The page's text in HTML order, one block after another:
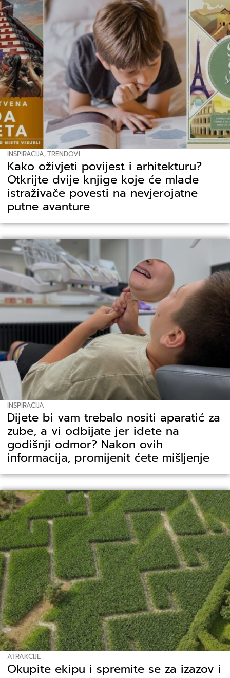
INSPIRACIJA,TRENDOVI
Kako oživjeti povijest i arhitekturu?
Otkrijte dvije knjige koje će mlade
istraživače povesti na nevjerojatne
putne avanture
INSPIRACIJA
Dijete bi vam trebalo nositi aparatić za
zube, a vi odbijate jer idete na
godišnji odmor? Nakon ovih
informacija, promijenit ćete mišljenje
ATRAKCIJE
Okupite ekipu i spremite se za izazov i